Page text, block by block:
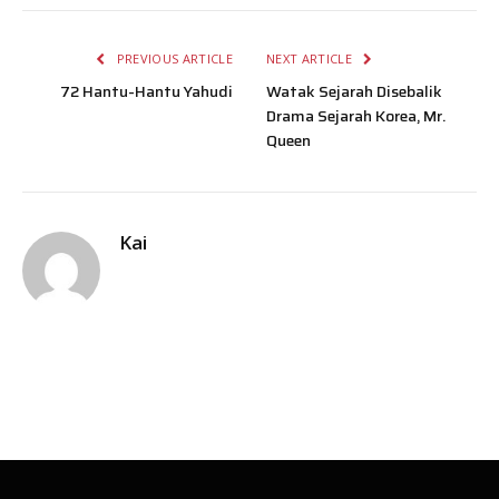
PREVIOUS ARTICLE
72 Hantu-Hantu Yahudi
NEXT ARTICLE
Watak Sejarah Disebalik
Drama Sejarah Korea, Mr.
Queen
Kai